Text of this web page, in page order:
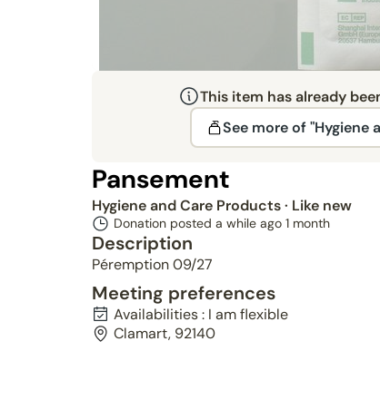
This item has already
See more of "Hygiene
Pansement
Hygiene and Care Products· Like new
Donation posted a while ago 1 month
Description
Péremption 09/27
Meeting preferences
Availabilities : I am flexible
Clamart, 92140